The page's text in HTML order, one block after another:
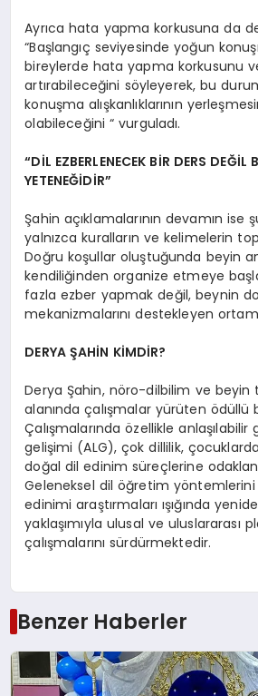
Ayrıca hata yapma korkusuna da
“Başlangıç seviyesinde yoğun
bireylerde hata yapma korkusunu ve
artırabileceğini söyleyerek, bu
konuşma alışkanlıklarının
olabileceğini “ vurguladı.
“DİL EZBERLENECEK BİR DERS DEĞİL
YETENEĞİDİR”
Şahin açıklamalarının devamın ise
yalnızca kuralların ve kelimelerin
Doğru koşullar oluştuğunda beyin
kendiliğinden organize etmeye
fazla ezber yapmak değil, beynin
mekanizmalarını destekleyen
DERYA ŞAHİN KİMDİR?
Derya Şahin, nöro-dilbilim ve beyin
alanında çalışmalar yürüten ödüllü
Çalışmalarında özellikle
gelişimi (ALG), çok dillilik,
doğal dil edinim süreçlerine
Geleneksel dil öğretim
edinimi araştırmaları ışığında
yaklaşımıyla ulusal ve uluslararası
çalışmalarını sürdürmektedir.
Benzer Haberler